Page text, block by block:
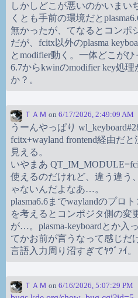
しかしどこが悪いのかいまい
くとも手前の環境だと
無かったが、てなるとコンポ
だが、fcitx以外のplasma
とmodifier動く。一体どこがひ
6.7からkwinのmodifier key処
か？。
ＴＡＭ on 6/17/2026, 2:49:09 AM
うーんやっぱり
fcitx+wayland frontend経由だ
見える。
いやまあ
使えるのだけれど、違う違う
ゃないんだよなあ…。
plasma6.6までwaylandのプロ
を考えるとコンポジタ側の変
が…。plasma-keyboardとか入
てかお前が言うなって感じだ
言語入力周り沼すぎてﾔｳﾞｧｲ。
ＴＡＭ on 6/16/2026, 5:07:29 PM